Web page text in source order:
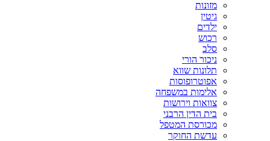
מזונות
גיטין
ילדים
רכוש
סלב
ניכור הורי
תלונות שווא
אפוטרופוסות
אלימות במשפחה
צוואות וירושות
בית הדין הרבני
מכורסת המטפל
עדשת החוקר